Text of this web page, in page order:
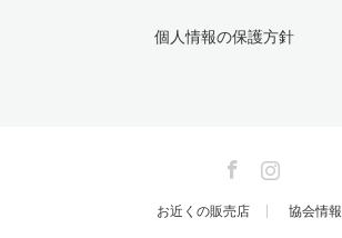
個人情報の保護方針
お近くの販売店 協会情報